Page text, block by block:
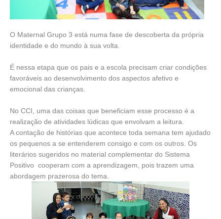
O Maternal Grupo 3 está numa fase de descoberta da própria
identidade e do mundo à sua volta.
É nessa etapa que os pais e a escola precisam criar condições
favoráveis ao desenvolvimento dos aspectos afetivo e
emocional das crianças.
No CCI, uma das coisas que beneficiam esse processo é a
realização de atividades lúdicas que envolvam a leitura.
A contação de histórias que acontece toda semana tem ajudado
os pequenos a se entenderem consigo e com os outros. Os
literários sugeridos no material complementar do Sistema
Positivo cooperam com a aprendizagem, pois trazem uma
abordagem prazerosa do tema.